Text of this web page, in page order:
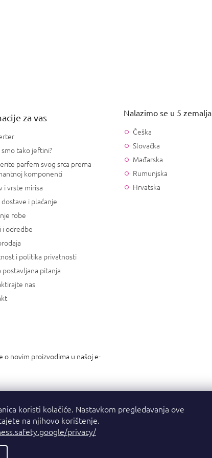
koristi kolačiće. Nastavkom pregledavanja ove
na njihovo korištenje.
privacy/
za vas
tako jeftini?
parfem svog srca prema
komponenti
i vrste mirisa
dostave i plaćanje
robe
i odredbe
i politika privatnosti
postavljana pitanja
nas
Nalazimo se u 5 zemalja
Češka
Slovačka
Mađarska
Rumunjska
Hrvatska
o novim proizvodima u našoj e-